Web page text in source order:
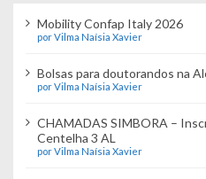
Mobility Confap Italy 2026
por Vilma Naísia Xavier
Bolsas para doutorandos na
por Vilma Naísia Xavier
CHAMADAS SIMBORA –
Centelha 3 AL
por Vilma Naísia Xavier